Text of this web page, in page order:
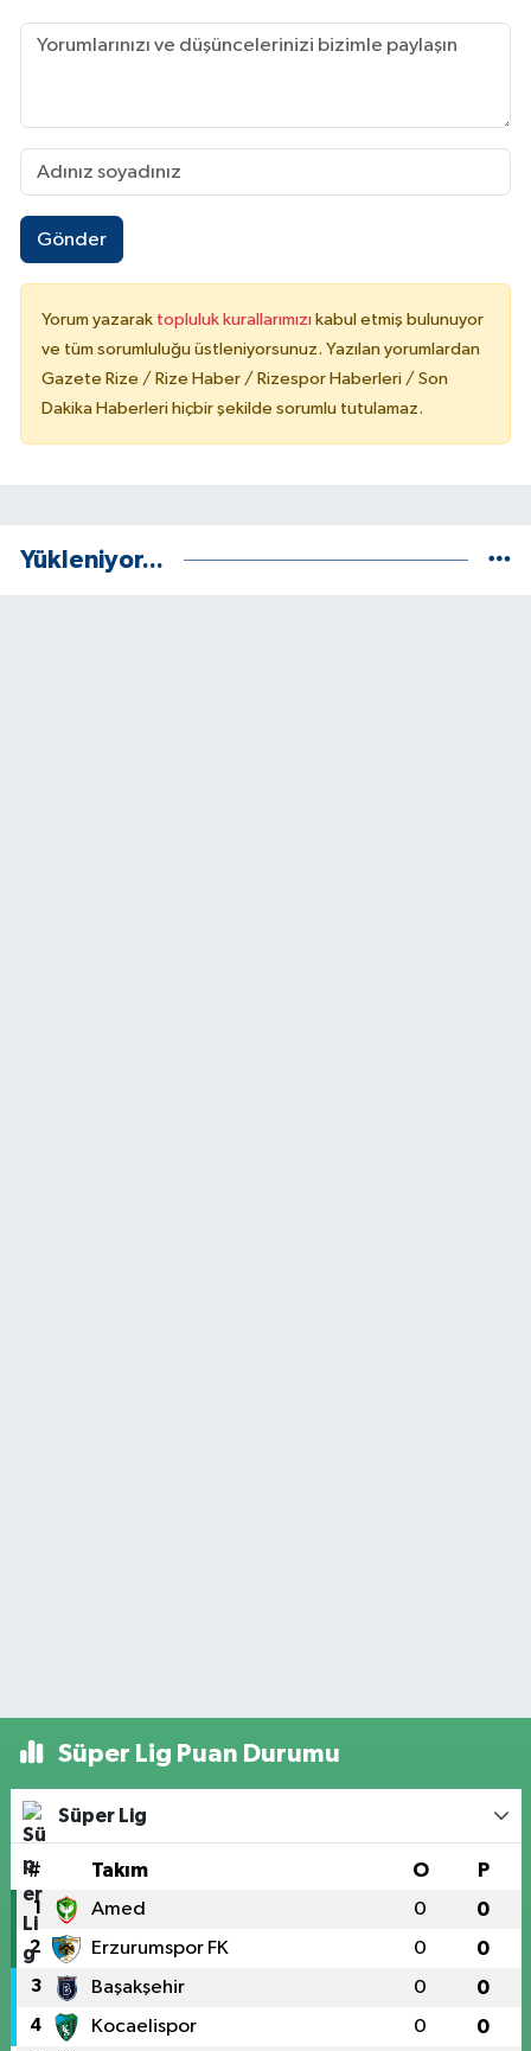
Gönder
Yorum yazarak topluluk kurallarımızı kabul etmiş bulunuyor
ve tüm sorumluluğu üstleniyorsunuz. Yazılan yorumlardan
Gazete Rize / Rize Haber / Rizespor Haberleri / Son
Dakika Haberleri hiçbir şekilde sorumlu tutulamaz.
Yükleniyor...
Süper Lig Puan Durumu
Süper Lig
# Takım O P
1 Amed 0 0
2 Erzurumspor FK 0 0
3 Başakşehir 0 0
4 Kocaelispor 0 0